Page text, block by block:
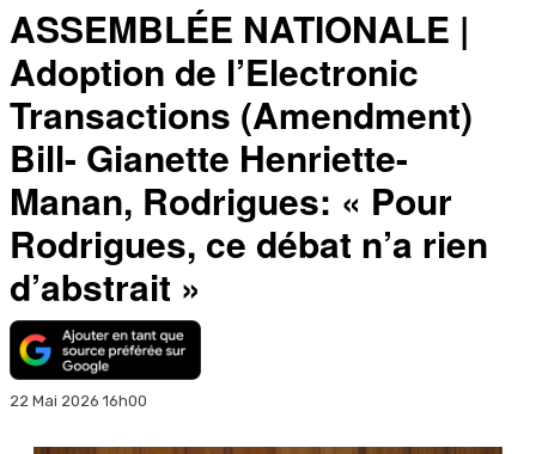
ASSEMBLÉE NATIONALE |
Adoption de l’Electronic
Transactions (Amendment)
Bill- Gianette Henriette-
Manan, Rodrigues: « Pour
Rodrigues, ce débat n’a rien
d’abstrait »
22 Mai 2026 16h00